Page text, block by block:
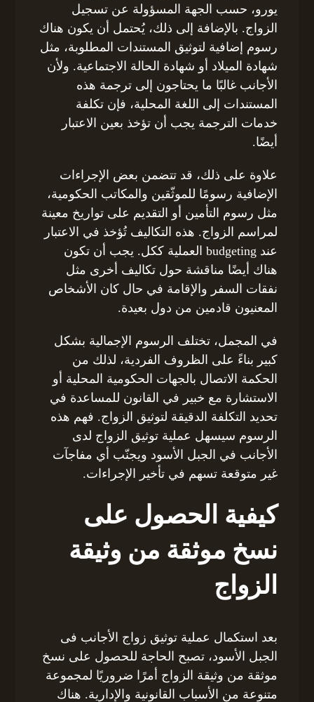
يورو، حسب الجهة المسؤولة عن تسجيل
الزواج. بالإضافة إلى ذلك، يُحتمل أن يكون هناك
رسوم إضافية لتوثيق المستندات المطلوبة، مثل
شهادة الميلاد أو شهادة الحالة الاجتماعية. ولأن
الأجانب غالبًا ما يحتاجون إلى ترجمة هذه
المستندات إلى اللغة المحلية، فإن تكلفة
خدمات الترجمة يجب أن تؤخذ بعين الاعتبار
أيضًا.
علاوة على ذلك، قد تتضمن بعض الإجراءات
الإضافية رسومًا للموثّقين والمكاتب الحكومية،
مثل رسوم التأمين أو التقديم على تواريخ معينة
لمراسم الزواج. هذه التكاليف تُؤخذ في الاعتبار
عند budgeting العملية ككل. يجب أن تكون
هناك أيضًا مناقشة حول تكاليف أخرى مثل
نفقات السفر والإقامة في حال كان الأشخاص
المعنيون قادمين من دول بعيدة.
في المجمل، تختلف الرسوم الإجمالية بشكل
كبير بناءً على الظروف الفردية، لذلك من
الحكمة الاتصال بالجهات الحكومية المحلية أو
الاستشارة مع خبير في القانون للمساعدة في
تحديد التكلفة الدقيقة لتوثيق الزواج. فهم هذه
الرسوم سيسهل عملية توثيق الزواج لدى
الأجانب في الجبل الأسود ويجنّب أي مفاجآت
غير متوقعة تسهم في تأخير الإجراءات.
كيفية الحصول على
نسخ موثقة من وثيقة
الزواج
بعد استكمال عملية توثيق زواج الأجانب فى
الجبل الأسود، تصبح الحاجة للحصول على نسخ
موثقة من وثيقة الزواج أمرًا ضروريًا لمجموعة
متنوعة من الأسباب القانونية والإدارية. هناك